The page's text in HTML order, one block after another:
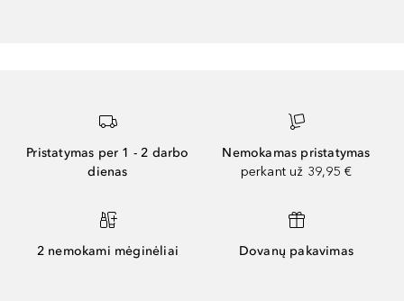
Pristatymas per 1 - 2 darbo
dienas
Nemokamas pristatymas
perkant už 39,95 €
2 nemokami mėginėliai Dovanų pakavimas